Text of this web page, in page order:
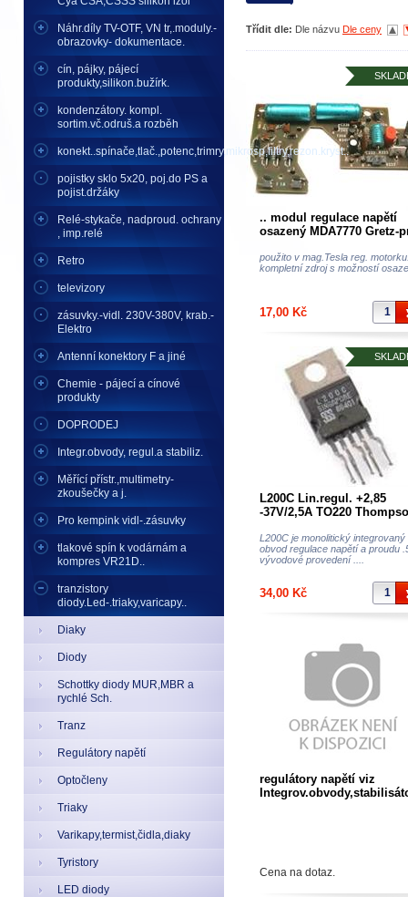
Náhr.díly TV-OTF, VN tr,.moduly.-
obrazovky- dokumentace.
cín, pájky, pájecí
produkty,silikon.bužírk.
kondenzátory. kompl.
sortim.vč.odruš.a rozběh
konekt..spínače,tlač.,potenc,trimry,mikrosp,filtry,rezon.kryst..
pojistky sklo 5x20, poj.do PS a
pojist.držáky
Relé-stykače, nadproud. ochrany
, imp.relé
Retro
televizory
zásuvky.-vidl. 230V-380V, krab.-
Elektro
Antenní konektory F a jiné
Chemie - pájecí a cínové
produkty
DOPRODEJ
Integr.obvody, regul.a stabiliz.
Měřící přístr.,multimetry-
zkoušečky a j.
Pro kempink vidl-.zásuvky
tlakové spín k vodárnám a
kompres VR21D..
tranzistory
diody.Led-.triaky,varicapy..
Diaky
Diody
Schottky diody MUR,MBR a
rychlé Sch.
Tranz
Regulátory napětí
Optočleny
Triaky
Varikapy,termist,čidla,diaky
Tyristory
LED diody
Třídit dle: Dle názvu Dle ceny
.. modul regulace napětí
osazený MDA7770 Gretz-
Tesla
použito v mag.Tesla reg.
kompletní zdroj s možností
17,00 Kč
L200C Lin.regul. +2,85
-37V/2,5A TO220
L200C je monolitický integrovaný
obvod regulace napětí a proudu
vývodové provedení ....
34,00 Kč
regulátory napětí viz
Cena na dotaz.